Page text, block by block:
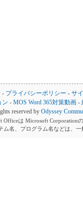
- プライバシーポリシー - サ
ン -MOS Word 365対策動画 -
reserved by Odyssey
Officeは Microsoft Corporation
ム名、プログラム名などは、